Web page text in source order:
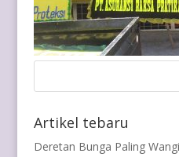
Artikel tebaru
Deretan Bunga Paling